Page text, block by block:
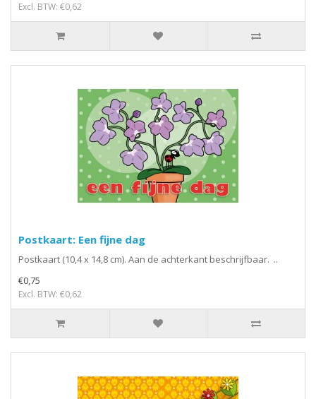
Excl. BTW: €0,62
Postkaart: Een fijne dag
Postkaart (10,4 x 14,8 cm). Aan de achterkant beschrijfbaar. ..
€0,75
Excl. BTW: €0,62